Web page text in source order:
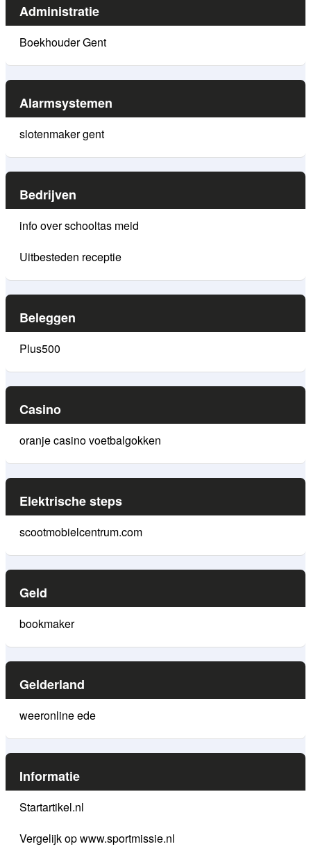
Administratie
Boekhouder Gent
Alarmsystemen
slotenmaker gent
Bedrijven
info over schooltas meid
Uitbesteden receptie
Beleggen
Plus500
Casino
oranje casino voetbalgokken
Elektrische steps
scootmobielcentrum.com
Geld
bookmaker
Gelderland
weeronline ede
Informatie
Startartikel.nl
Vergelijk op www.sportmissie.nl